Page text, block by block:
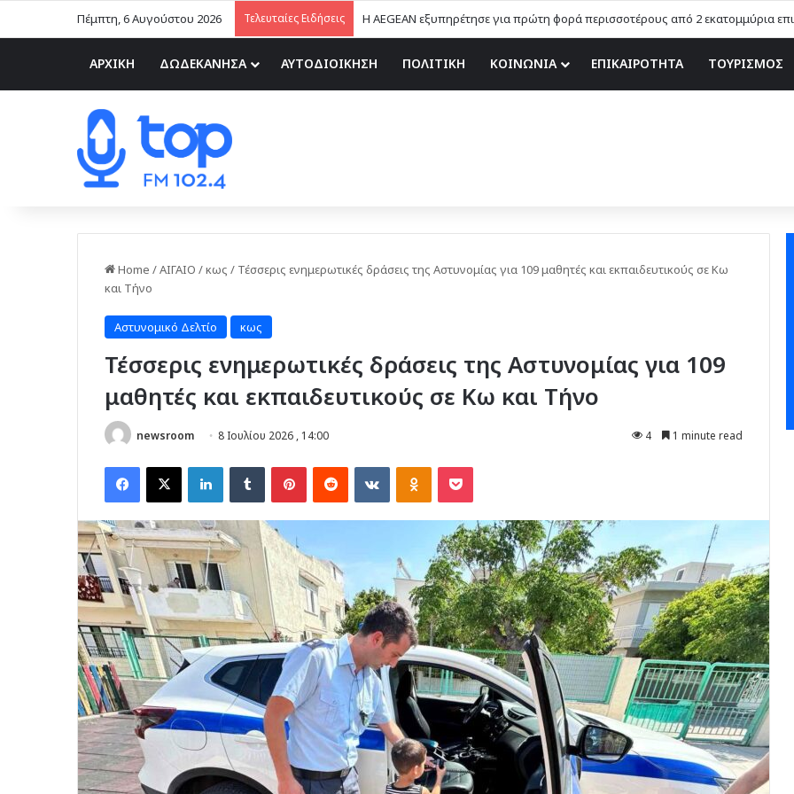
Πέμπτη, 6 Αυγούστου 2026 Τελευταίες Ειδήσεις Η AEGEAN εξυπηρέτησε για πρώτη φορά περισσοτέρους από 2 εκατομμύρια
ΑΡΧΙΚΗ ΔΩΔΕΚΑΝΗΣΑ ΑΥΤΟΔΙΟΙΚΗΣΗ ΠΟΛΙΤΙΚΗ ΚΟΙΝΩΝΙΑ ΕΠΙΚΑΙΡΟΤΗΤΑ ΤΟΥΡΙΣΜΟΣ
Home /ΑΙΓΑΙΟ /κως / Τέσσερις ενημερωτικές δράσεις της Αστυνομίας για 109 μαθητές και εκπαιδευτικούς σε Κω
και Τήνο
Αστυνομικό Δελτίο κως
Τέσσερις ενημερωτικές δράσεις της Αστυνομίας για 109
μαθητές και εκπαιδευτικούς σε Κω και Τήνο
newsroom 8 Ιουλίου 2026 , 14:00 4 1 minute read
Facebook
X LinkedInTumblr PinterestReddit VKontakteOdnoklassniki
Pocket